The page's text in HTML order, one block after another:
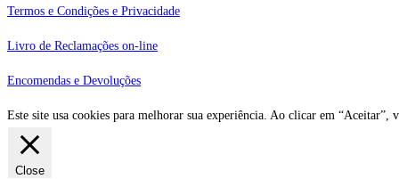
Termos e Condições e Privacidade
Livro de Reclamações on-line
Encomendas e Devoluções
Este site usa cookies para melhorar sua experiência. Ao clicar em “Aceitar”,
Close